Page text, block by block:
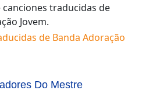
canciones traducidas de
Jovem.
de Banda Adoração
Do Mestre